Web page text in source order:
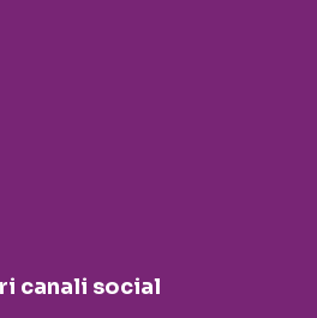
canali social